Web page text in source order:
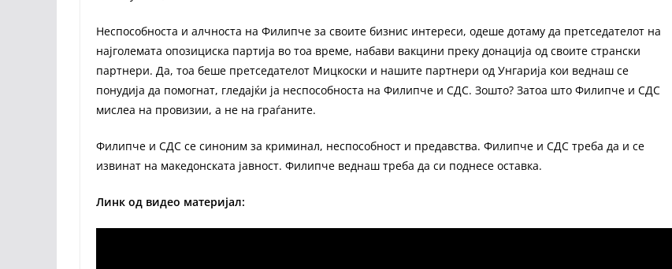
Неспособноста и алчноста на Филипче за своите бизнис интереси, одеше дотаму да претседателот на
најголемата опозициска партија во тоа време, набави вакцини преку донација од своите странски
партнери. Да, тоа беше претседателот Мицкоски и нашите партнери од Унгарија кои веднаш се
понудија да помогнат, гледајќи ја неспособноста на Филипче и СДС. Зошто? Затоа што Филипче и СДС
мислеа на провизии, а не на граѓаните.
Филипче и СДС се синоним за криминал, неспособност и предавства. Филипче и СДС треба да и се
извинат на македонската јавност. Филипче веднаш треба да си поднесе оставка.
Линк од видео материјал: